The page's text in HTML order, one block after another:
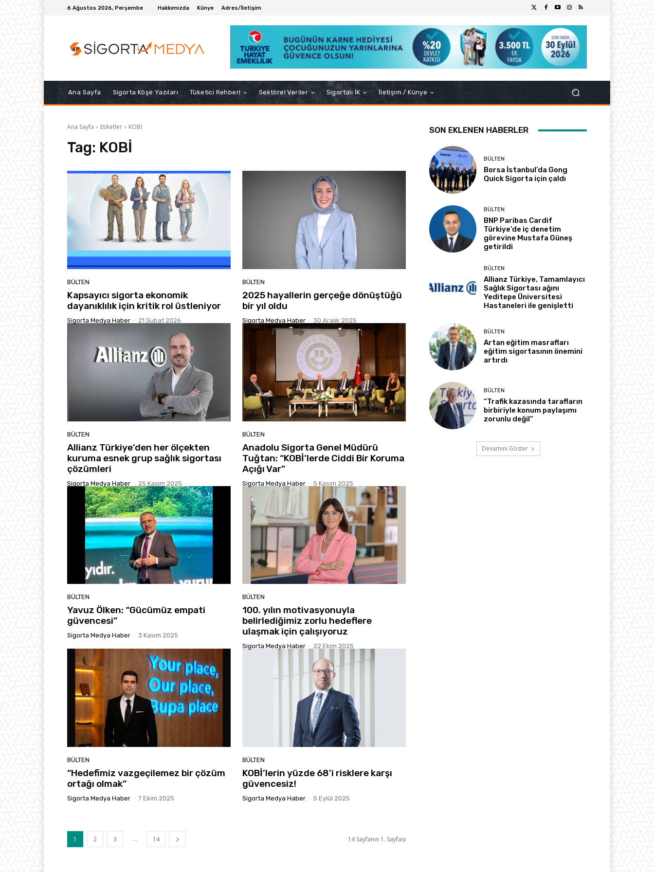
6 Ağustos 2026, Perşembe Hakkımızda Künye Adres/İletişim
Ana Sayfa Sigorta Köşe Yazıları Tüketici Rehberi Sektörel Veriler Sigortalı İK İletişim / Künye
Ana Sayfa Etiketler KOBİ
Tag: KOBİ
BÜLTEN
Kapsayıcı sigorta ekonomik
dayanıklılık için kritik rol üstleniyor
Sigorta Medya Haber - 21 Şubat 2026
BÜLTEN
2025 hayallerin gerçeğe dönüştüğü
bir yıl oldu
Sigorta Medya Haber - 30 Aralık 2025
BÜLTEN
Allianz Türkiye’den her ölçekten
kuruma esnek grup sağlık sigortası
çözümleri
Sigorta Medya Haber - 25 Kasım 2025
BÜLTEN
Anadolu Sigorta Genel Müdürü
Tuğtan: “KOBİ’lerde Ciddi Bir Koruma
Açığı Var”
Sigorta Medya Haber - 5 Kasım 2025
BÜLTEN
Yavuz Ölken: “Gücümüz empati
güvencesi”
Sigorta Medya Haber - 3 Kasım 2025
BÜLTEN
100. yılın motivasyonuyla
belirlediğimiz zorlu hedeflere
ulaşmak için çalışıyoruz
Sigorta Medya Haber - 22 Ekim 2025
BÜLTEN
“Hedefimiz vazgeçilemez bir çözüm
ortağı olmak”
Sigorta Medya Haber - 7 Ekim 2025
BÜLTEN
KOBİ’lerin yüzde 68’i risklere karşı
güvencesiz!
Sigorta Medya Haber - 5 Eylül 2025
1 2 3 ... 14 14 Sayfanın 1. Sayfası
SON EKLENEN HABERLER
BÜLTEN
Borsa İstanbul’da Gong
Quick Sigorta için çaldı
BÜLTEN
BNP Paribas Cardif
Türkiye’de iç denetim
görevine Mustafa Güneş
getirildi
BÜLTEN
Allianz Türkiye, Tamamlayıcı
Sağlık Sigortası ağını
Yeditepe Üniversitesi
Hastaneleri ile genişletti
BÜLTEN
Artan eğitim masrafları
eğitim sigortasının önemini
artırdı
BÜLTEN
“Trafik kazasında tarafların
birbiriyle konum paylaşımı
zorunlu değil”
Devamını Göster